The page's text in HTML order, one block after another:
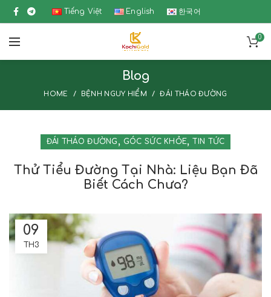
Tiếng Việt English 한국어
0
Blog
HOME BỆNH NGUY HIỂM ĐÁI THÁO ĐƯỜNG
ĐÁI THÁO ĐƯỜNG , GÓC SỨC KHỎE, TIN TỨC
Thử Tiểu Đường Tại Nhà: Liệu Bạn Đã
Biết Cách Chưa?
09
TH3